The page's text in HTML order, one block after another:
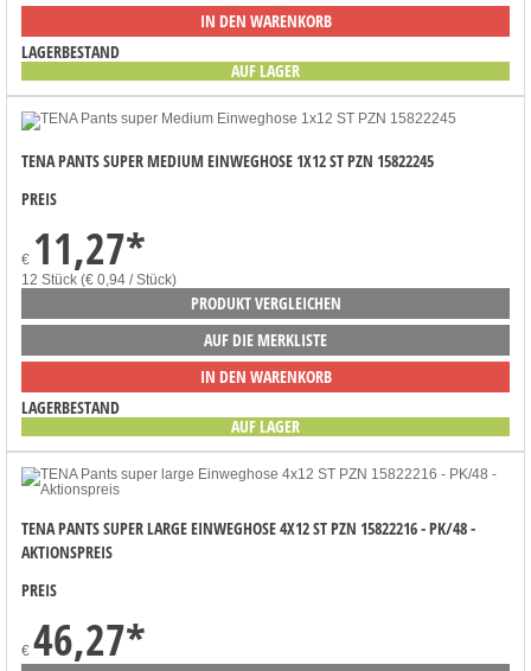
IN DEN WARENKORB
LAGERBESTAND
AUF LAGER
TENA PANTS SUPER MEDIUM EINWEGHOSE 1X12 ST PZN 15822245
PREIS
€ 11,27*
12 Stück (€ 0,94 / Stück)
PRODUKT VERGLEICHEN
AUF DIE MERKLISTE
IN DEN WARENKORB
LAGERBESTAND
AUF LAGER
TENA PANTS SUPER LARGE EINWEGHOSE 4X12 ST PZN 15822216 - PK/48 -
AKTIONSPREIS
PREIS
€ 46,27*